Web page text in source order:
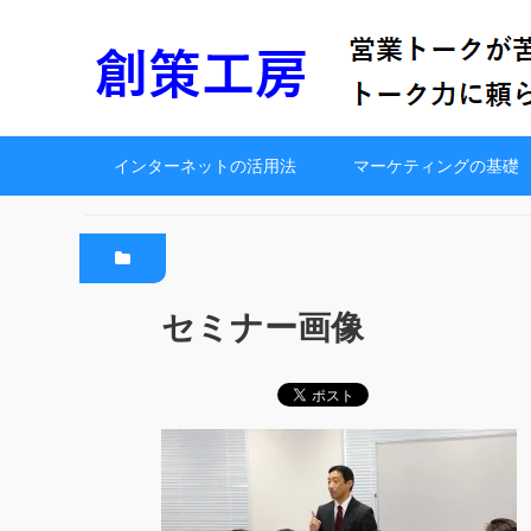
インターネットの活用法 マーケティングの基礎
セミナー画像